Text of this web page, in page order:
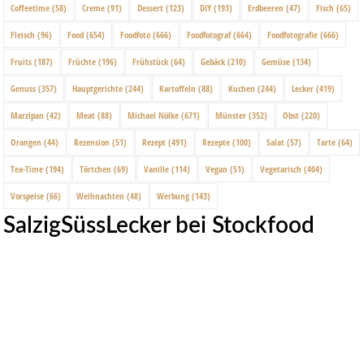
Coffeetime (58) Creme (91) Dessert (123) DIY (193) Erdbeeren (47) Fisch (65)
Fleisch (96) Food (654) Foodfoto (666) Foodfotograf(664) Foodfotografie (666)
Fruits (187) Früchte (196) Frühstück (64) Gebäck (210) Gemüse (134)
Genuss (357) Hauptgerichte (244) Kartoffeln (88) Kuchen (244) Lecker (419)
Marzipan (42) Meat (88) Michael Nölke (671) Münster (352) Obst (220)
Orangen (44) Rezension (51) Rezept (491) Rezepte (100) Salat (57) Tarte (64)
Tea-Time (194) Törtchen (69) Vanille (114) Vegan (51) Vegetarisch (404)
Vorspeise (66) Weihnachten (48) Werbung (143)
SalzigSüssLecker bei Stockfood